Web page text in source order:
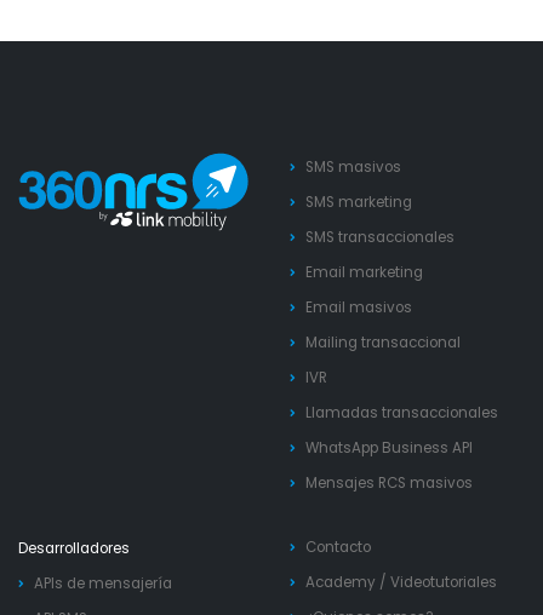
SMS masivos
SMS marketing
SMS transaccionales
Email marketing
Email masivos
Mailing transaccional
IVR
Llamadas transaccionales
WhatsApp Business API
Mensajes RCS masivos
Desarrolladores
APIs de mensajería
Contacto
Academy / Videotutoriales